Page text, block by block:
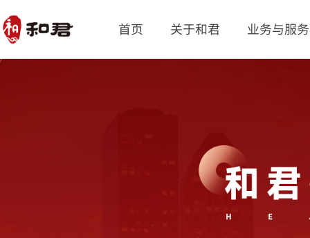
首页 关于和君 业务与服务